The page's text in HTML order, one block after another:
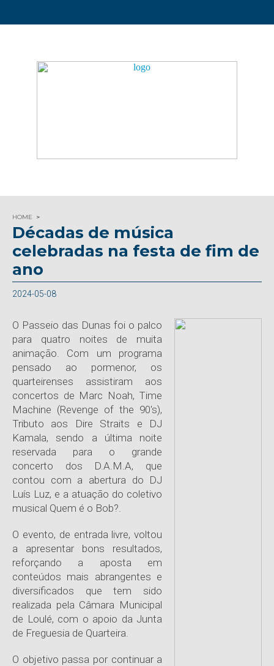
HOME
Décadas de música
celebradas na festa de fim de
ano
2024-05-08
O Passeio das Dunas foi o palco
para quatro noites de muita
animação. Com um programa
pensado ao pormenor, os
quarteirenses assistiram aos
concertos de Marc Noah, Time
Machine (Revenge of the 90's),
Tributo aos Dire Straits e DJ
Kamala, sendo a última noite
reservada para o grande
concerto dos D.A.M.A, que
contou com a abertura do DJ
Luís Luz, e a atuação do coletivo
musical Quem é o Bob?.
O evento, de entrada livre, voltou
a apresentar bons resultados,
reforçando a aposta em
conteúdos mais abrangentes e
diversificados que tem sido
realizada pela Câmara Municipal
de Loulé, com o apoio da Junta
de Freguesia de Quarteira.
O objetivo passa por continuar a